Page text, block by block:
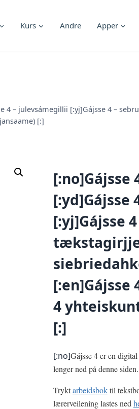
Kurs Andre Apper
4 – julevsámegillii [:yj]Gájsse 4 –
[:]
[:no]Gájsse
[:yd]Gájsse
[:yj]Gájsse
[:en]Gájsse
4
[:]
[:no]Gájsse 4 er en
lenger ned på denne
Tryktarbeidsboktil
lærerveilening lastes ned